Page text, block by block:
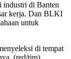
industri di Banten
kerja. Dan BLKI
untuk
di tempat